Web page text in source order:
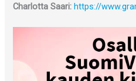
Charlotta Saari: https://